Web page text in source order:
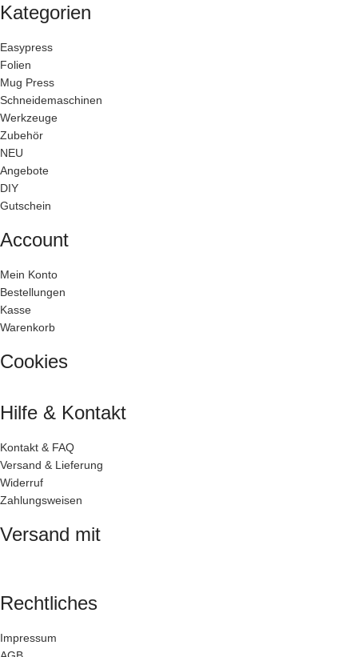
Kategorien
Easypress
Folien
Mug Press
Schneidemaschinen
Werkzeuge
Zubehör
NEU
Angebote
DIY
Gutschein
Account
Mein Konto
Bestellungen
Kasse
Warenkorb
Cookies
Hilfe & Kontakt
Kontakt & FAQ
Versand & Lieferung
Widerruf
Zahlungsweisen
Versand mit
Rechtliches
Impressum